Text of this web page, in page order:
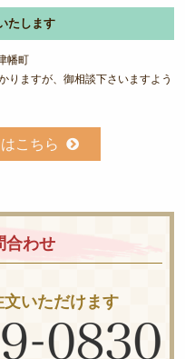
たします
幡町
ますが、御相談下さいますよう
こちら
合わせ
いただけます